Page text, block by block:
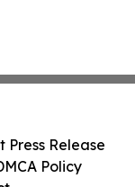
Press Release
Policy